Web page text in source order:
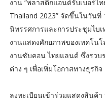
งาน “พลาสติกแอนด์รับเบอร์ไ
Thailand 2023” จัดขึ้นในวัน
นิทรรศการและการประชุมไบ
งานแสดงศักยภาพของเทคโนโ
งานซับคอน ไทยแลนด์ ซึ่งรวบ
ต่าง ๆ เพื่อเพิ่มโอกาสทางธุรกิจ
ลงทะเบียนเข้าร่วมแสดงสินค้